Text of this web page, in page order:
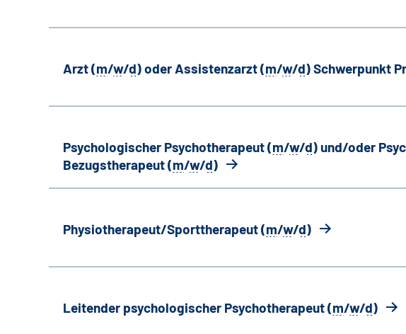
Arzt (m/w/d) oder Assistenzarzt (m/w/d) Schwerpunkt
Psychologischer Psychotherapeut (m/w/d) und/oder
Bezugstherapeut (m/w/d)
Physiotherapeut/Sporttherapeut (m/w/d)
Leitender psychologischer Psychotherapeut (m/w/d)